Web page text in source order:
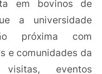
em bovinos de
a universidade
próxima com
e comunidades da
visitas, eventos